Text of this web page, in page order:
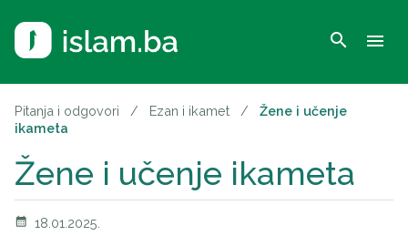
search menu
Pitanja i odgovori / Ezan i ikamet /
Žene i učenje
ikameta
Žene i učenje ikameta
calendar_month 18.01.2025.